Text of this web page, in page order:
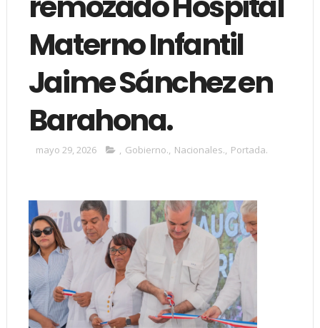
Materno Infantil
Jaime Sánchez en
Barahona.
mayo 29, 2026 , Gobierno., Nacionales., Portada.